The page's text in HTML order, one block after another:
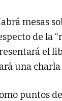
mesas
de la
el
una
puntos